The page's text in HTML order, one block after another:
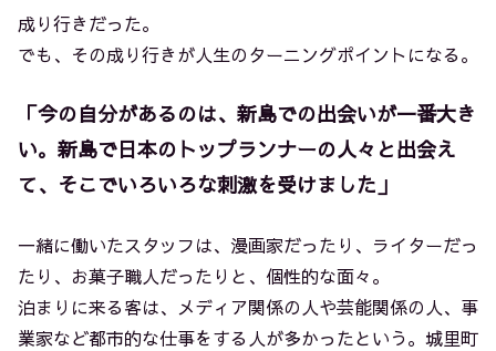
成り行きだった。
でも、その成り行きが人生のターニングポイントになる。
「今の自分があるのは、新島での出会いが一番大き
い。新島で日本のトップランナーの人々と出会え
て、そこでいろいろな刺激を受けました」
一緒に働いたスタッフは、漫画家だったり、ライターだっ
たり、お菓子職人だったりと、個性的な面々。
泊まりに来る客は、メディア関係の人や芸能関係の人、事
業家など都市的な仕事をする人が多かったという。城里町